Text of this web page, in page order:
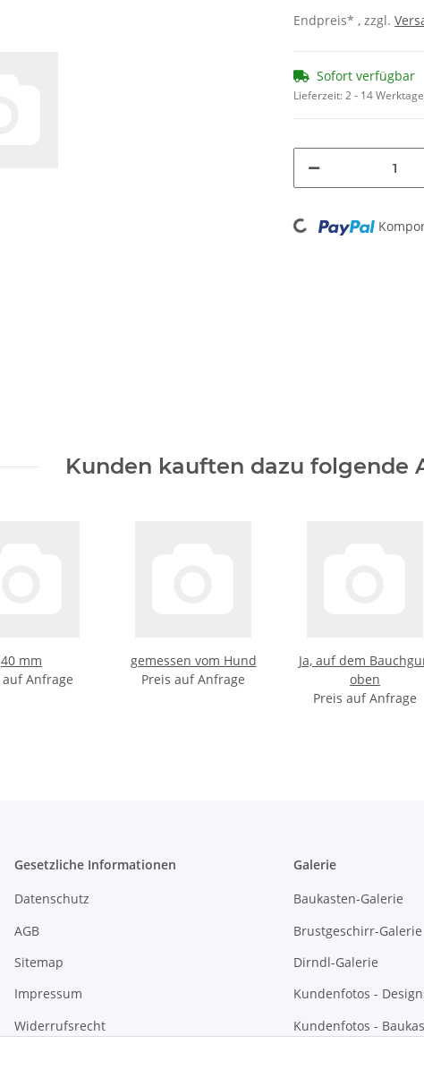
Endpreis* , zzgl.
Sofort verfügbar
Lieferzeit:2 - 14 Werktage
Loading...
Kunden kauften dazu folgende
40 mm
auf Anfrage
gemessen vom Hund
Preis auf Anfrage
Ja, auf dem
oben
Preis auf Anfrage
Gesetzliche Informationen
Datenschutz
AGB
Sitemap
Impressum
Widerrufsrecht
Galerie
Baukasten-Galerie
Brustgeschirr-Galerie
Dirndl-Galerie
Kundenfotos -
Kundenfotos -